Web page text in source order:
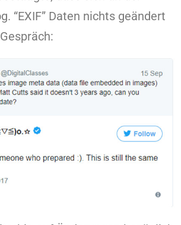
“EXIF” Daten nichts geändert